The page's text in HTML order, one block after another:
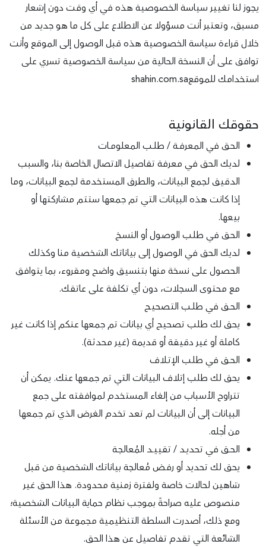
يجوز لنا تغيير سياسة الخصوصية هذه في أي وقت دون إشعار
مسبق، وتعتبر أنت مسؤولا عن الاطلاع على كل ما هو جديد من
خلال قراءة سياسة الخصوصية هذه قبل الوصول إلى الموقع وأنت
توافق على أن النسخة الحالية من سياسة الخصوصية تسري على
استخدامك للموقعshahin.com.sa
حقوقك القانونية
الحـق في المعرفــة / طلــب المعلومــات
لديك الحق في معرفة تفاصيل الاتصال الخاصة بنا، والسبب
الدقيق لجمع البيانات، والطرق المستخدمة لجمع البيانات، وما
إذا كانت هذه البيانات التي تم جمعها ستتم مشاركتها أو
بيعها.
الحـق في طلـب الوصـول أو النسـخ
لديك الحق في الوصول إلى بياناتك الشخصية منا وكذلك
الحصول على نسخة منها بتنسيق واضح ومقروء، بما يتوافق
مع محتوى السجلات، دون أي تكلفة على عاتقك.
الحــق في طلــب التصحيـح
يحق لك طلب تصحيح أي بيانات تم جمعها عنكم إذا كانت غير
كاملة أو غير دقيقة أو قديمة (غير محدثـة).
الحــق في طلـب الإتــلاف
يحق لك طلب إتلاف البيانات التي تم جمعها عنك. يمكن أن
تتراوح الأسباب من إلغاء المستخدم لموافقته على جمع
البيانات إلى أن البيانات لم تعد تخدم الغرض الذي تم جمعها
من أجله.
الحــق في تحديــد / تقييــد المُعالجـة
يحق لك تحديد أو رفض مُعالجة بياناتك الشخصية من قبل
شاهين لحالات خاصة ولفترة زمنية محدودة. هذا الحق غير
منصوص عليه صراحةً بموجب نظام حماية البيانات الشخصية؛
ومع ذلك، أصدرت السلطة التنظيمية مجموعة من الأسئلة
الشائعة التي تقدم تفاصيل عن هذا الحق.